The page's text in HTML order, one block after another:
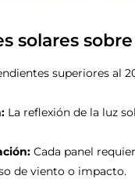
solares
superiores al
La reflexión de la luz
Cada panel
de viento o impacto.